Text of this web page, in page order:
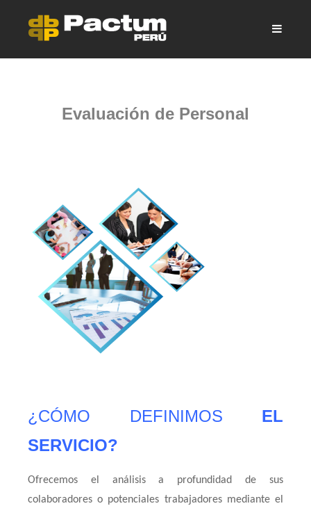
Evaluación de Personal
¿CÓMO DEFINIMOS EL
SERVICIO?
Ofrecemos el análisis a profundidad de sus
colaboradores o potenciales trabajadores mediante el